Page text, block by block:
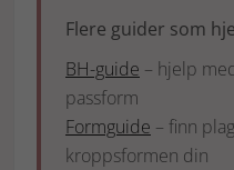
Flere guider som
BH-guide – hjelp
passform
Formguide – finn
kroppsformen din